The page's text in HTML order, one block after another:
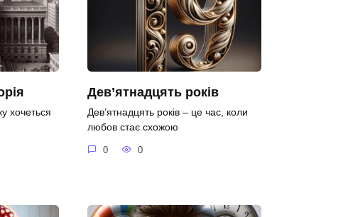
хочеться
Дев’ятнадцять років
Дев’ятнадцять років – це час, коли
любов стає схожою
0 0